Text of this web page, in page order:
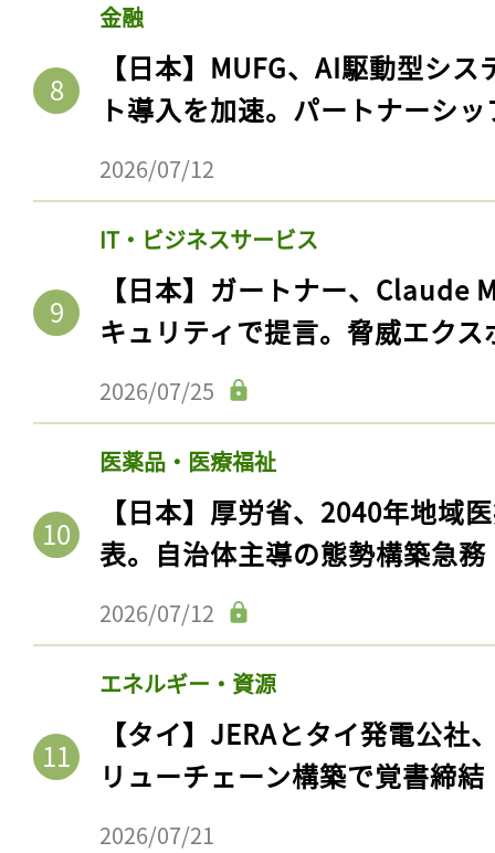
金融
【日本】MUFG、AI駆動型シ
ト導入を加速。パートナーシ
2026/07/12
IT・ビジネスサービス
【日本】ガートナー、Claude
キュリティで提言。脅威エク
2026/07/25
医薬品・医療福祉
【日本】厚労省、2040年地域
表。自治体主導の態勢構築急務
2026/07/12
エネルギー・資源
【タイ】JERAとタイ発電公社
リューチェーン構築で覚書締結
2026/07/21